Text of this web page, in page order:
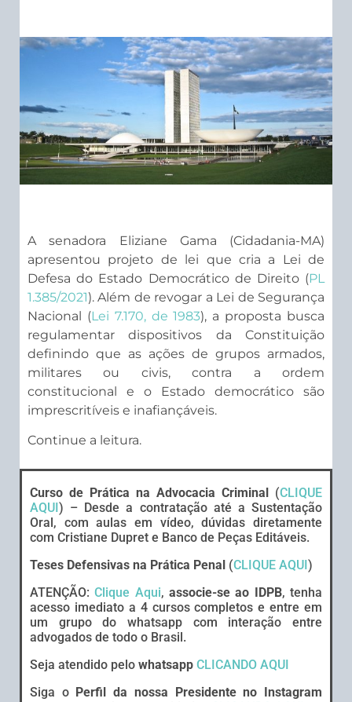
A senadora Eliziane Gama (Cidadania-MA)
apresentou projeto de lei que cria a Lei de
Defesa do Estado Democrático de Direito (PL
1.385/2021). Além de revogar a Lei de Segurança
Nacional (Lei 7.170, de 1983), a proposta busca
regulamentar dispositivos da Constituição
definindo que as ações de grupos armados,
militares ou civis, contra a ordem
constitucional e o Estado democrático são
imprescritíveis e inafiançáveis.
Continue a leitura.
Curso de Prática na Advocacia Criminal (CLIQUE
AQUI ) – Desde a contratação até a Sustentação
Oral, com aulas em vídeo, dúvidas diretamente
com Cristiane Dupret e Banco de Peças Editáveis.
Teses Defensivas na Prática Penal (CLIQUE AQUI )
ATENÇÃO:Clique Aqui,associe-se ao IDPB, tenha
acesso imediato a 4 cursos completos e entre em
um grupo do whatsapp com interação entre
advogados de todo o Brasil.
Seja atendido pelo whatsapp CLICANDO AQUI
Siga o Perfil da nossa Presidente no Instagram